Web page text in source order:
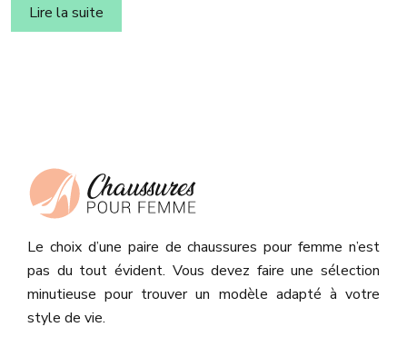
Lire la suite
Le choix d’une paire de chaussures pour femme n’est
pas du tout évident. Vous devez faire une sélection
minutieuse pour trouver un modèle adapté à votre
style de vie.